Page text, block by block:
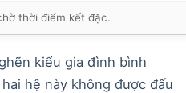
thời điểm kết đặc.
kiểu gia đình bình
hệ này không được đấu